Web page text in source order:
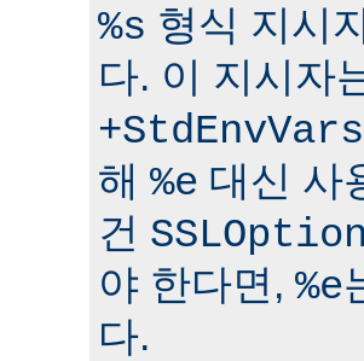
%s 형식 지시
다. 이 지시자
+StdEnvVars
해 %e 대신 사
건
야 한다면, %e
다.